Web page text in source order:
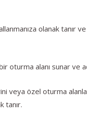
olanak
alanı sunar ve
özel oturma
tanır.